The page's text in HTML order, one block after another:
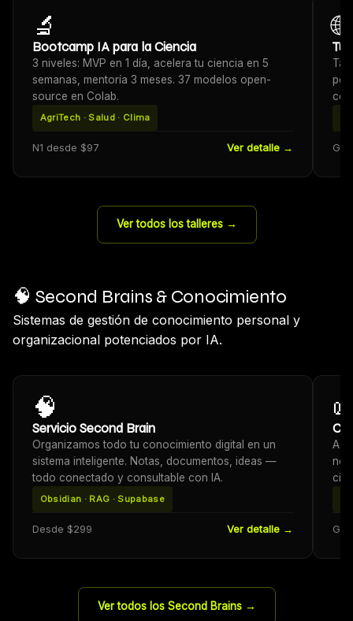
🔬
Bootcamp IA para la Ciencia
3 niveles: MVP en 1 día, acelera tu ciencia en 5
semanas, mentoría 3 meses. 37 modelos open-
source en Colab.
AgriTech · Salud · Clima
N1 desde $97 Ver detalle →
🌐
Tu
Ver todos los talleres →
🧠 Second Brains & Conocimiento
Sistemas de gestión de conocimiento personal y
organizacional potenciados por IA.
🧠
Servicio Second Brain
Organizamos todo tu conocimiento digital en un
sistema inteligente. Notas, documentos, ideas —
todo conectado y consultable con IA.
Obsidian · RAG · Supabase
Desde $299 Ver detalle →
Ver todos los Second Brains →